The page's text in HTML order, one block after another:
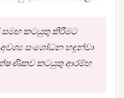
කටයුතු කිරීමට
සංශෝධන හඳුන්වා
ක්ෂණිකව කටයුතු ආරම්භ